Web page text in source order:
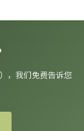
，我们免费告诉您